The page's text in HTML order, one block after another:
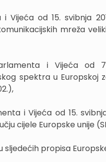
Vijeća od 15. svibnja
mreža
i Vijeća od
spektra u Europskoj
i Vijeća od 15.
Europske unije (SL
propisa